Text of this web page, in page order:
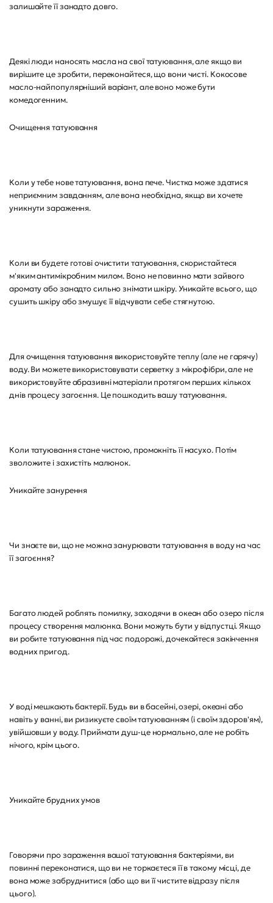
залишайте її занадто довго.
Деякі люди наносять масла на свої татуювання, але якщо ви
вирішите це зробити, переконайтеся, що вони чисті. Кокосове
масло-найпопулярніший варіант, але воно може бути
комедогенним.
Очищення татуювання
Коли у тебе нове татуювання, вона пече. Чистка може здатися
неприємним завданням, але вона необхідна, якщо ви хочете
уникнути зараження.
Коли ви будете готові очистити татуювання, скористайтеся
м'яким антимікробним милом. Воно не повинно мати зайвого
аромату або занадто сильно знімати шкіру. Уникайте всього, що
сушить шкіру або змушує її відчувати себе стягнутою.
Для очищення татуювання використовуйте теплу (але не гарячу)
воду. Ви можете використовувати серветку з мікрофібри, але не
використовуйте абразивні матеріали протягом перших кількох
днів процесу загоєння. Це пошкодить вашу татуювання.
Коли татуювання стане чистою, промокніть її насухо. Потім
зволожите і захистіть малюнок.
Уникайте занурення
Чи знаєте ви, що не можна занурювати татуювання в воду на час
її загоєння?
Багато людей роблять помилку, заходячи в океан або озеро після
процесу створення малюнка. Вони можуть бути у відпустці. Якщо
ви робите татуювання під час подорожі, дочекайтеся закінчення
водних пригод.
У воді мешкають бактерії. Будь ви в басейні, озері, океані або
навіть у ванні, ви ризикуєте своїм татуюванням (і своїм здоров'ям),
увійшовши у воду. Приймати душ-це нормально, але не робіть
нічого, крім цього.
Уникайте брудних умов
Говорячи про зараження вашої татуювання бактеріями, ви
повинні переконатися, що ви не торкаєтеся її в такому місці, де
вона може забруднитися (або що ви її чистите відразу після
цього).